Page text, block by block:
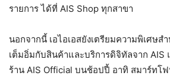
รายการ ได้ที่ AIS Shop ทุกสาขา
นอกจากนี้ เอไอเอสยังเตรียมความพิเศษ
เต็มอิ่มกับสินค้าและบริการดิจิทัลจาก AIS
ร้าน AIS Official บนช้อปปี้ อาทิ สมาร์ทโ